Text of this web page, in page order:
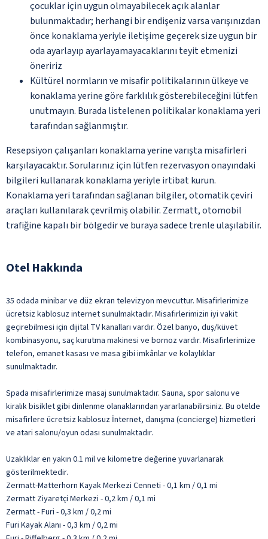
çocuklar için uygun olmayabilecek açık alanlar
bulunmaktadır; herhangi bir endişeniz varsa varışınızdan
önce konaklama yeriyle iletişime geçerek size uygun bir
oda ayarlayıp ayarlayamayacaklarını teyit etmenizi
öneririz
Kültürel normların ve misafir politikalarının ülkeye ve
konaklama yerine göre farklılık gösterebileceğini lütfen
unutmayın. Burada listelenen politikalar konaklama yeri
tarafından sağlanmıştır.
Resepsiyon çalışanları konaklama yerine varışta misafirleri
karşılayacaktır. Sorularınız için lütfen rezervasyon onayındaki
bilgileri kullanarak konaklama yeriyle irtibat kurun.
Konaklama yeri tarafından sağlanan bilgiler, otomatik çeviri
araçları kullanılarak çevrilmiş olabilir. Zermatt, otomobil
trafiğine kapalı bir bölgedir ve buraya sadece trenle ulaşılabilir.
Otel Hakkında
35 odada minibar ve düz ekran televizyon mevcuttur. Misafirlerimize
ücretsiz kablosuz internet sunulmaktadır. Misafirlerimizin iyi vakit
geçirebilmesi için dijital TV kanalları vardır. Özel banyo, duş/küvet
kombinasyonu, saç kurutma makinesi ve bornoz vardır. Misafirlerimize
telefon, emanet kasası ve masa gibi imkânlar ve kolaylıklar
sunulmaktadır.
Spada misafirlerimize masaj sunulmaktadır. Sauna, spor salonu ve
kiralık bisiklet gibi dinlenme olanaklarından yararlanabilirsiniz. Bu otelde
misafirlere ücretsiz kablosuz İnternet, danışma (concierge) hizmetleri
ve atari salonu/oyun odası sunulmaktadır.
Uzaklıklar en yakın 0.1 mil ve kilometre değerine yuvarlanarak
gösterilmektedir.
Zermatt-Matterhorn Kayak Merkezi Cenneti - 0,1 km / 0,1 mi
Zermatt Ziyaretçi Merkezi - 0,2 km / 0,1 mi
Zermatt - Furi - 0,3 km / 0,2 mi
Furi Kayak Alanı - 0,3 km / 0,2 mi